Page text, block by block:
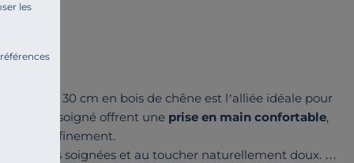
les
de 30 cm en bois de chêne est l’alliée idéale pour
design soigné offrent une prise en main confortable,
et raffinement.
finitions soignées et au toucher naturellement doux. À